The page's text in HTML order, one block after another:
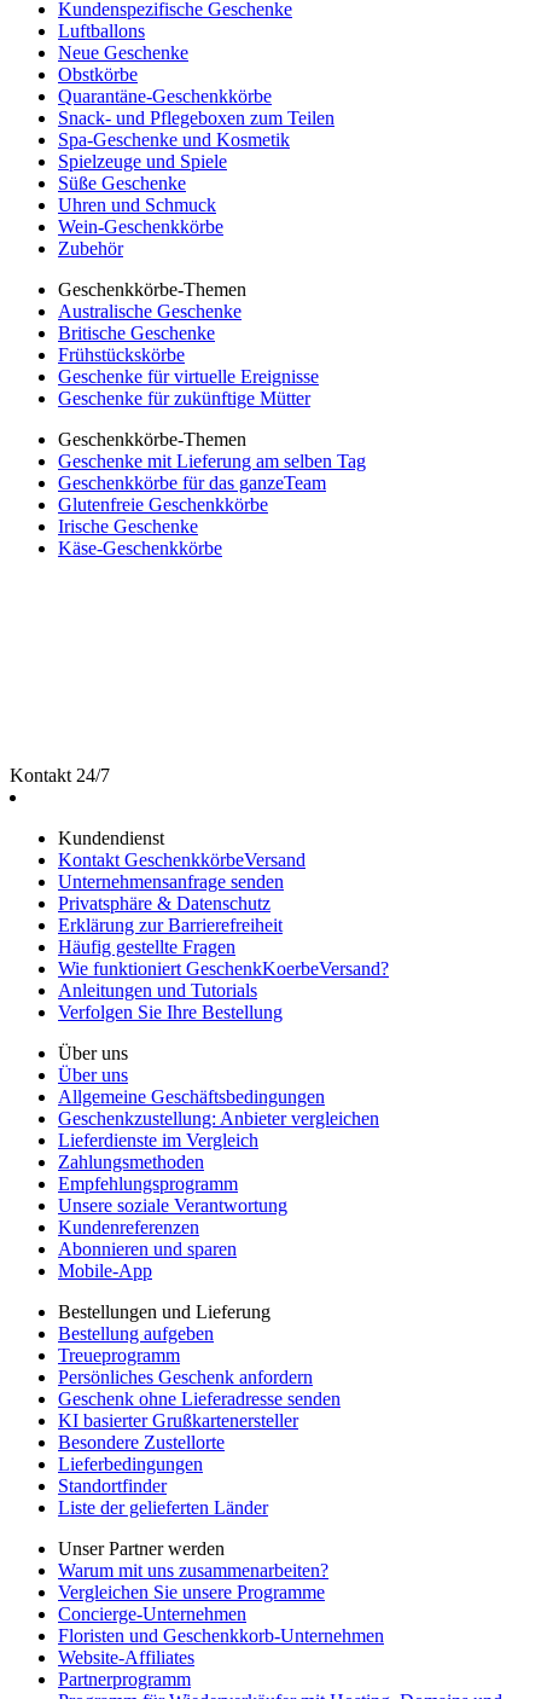
Kundenspezifische Geschenke
Luftballons
Neue Geschenke
Obstkörbe
Quarantäne-Geschenkkörbe
Snack- und Pflegeboxen zum Teilen
Spa-Geschenke und Kosmetik
Spielzeuge und Spiele
Süße Geschenke
Uhren und Schmuck
Wein-Geschenkkörbe
Zubehör
Geschenkkörbe-Themen
Australische Geschenke
Britische Geschenke
Frühstückskörbe
Geschenke für virtuelle Ereignisse
Geschenke für zukünftige Mütter
Geschenkkörbe-Themen
Geschenke mit Lieferung am selben Tag
Geschenkkörbe für das ganzeTeam
Glutenfreie Geschenkkörbe
Irische Geschenke
Käse-Geschenkkörbe
Kontakt 24/7
Kundendienst
Kontakt GeschenkkörbeVersand
Unternehmensanfrage senden
Privatsphäre & Datenschutz
Erklärung zur Barrierefreiheit
Häufig gestellte Fragen
Wie funktioniert GeschenkKoerbeVersand?
Anleitungen und Tutorials
Verfolgen Sie Ihre Bestellung
Über uns
Über uns
Allgemeine Geschäftsbedingungen
Geschenkzustellung: Anbieter vergleichen
Lieferdienste im Vergleich
Zahlungsmethoden
Empfehlungsprogramm
Unsere soziale Verantwortung
Kundenreferenzen
Abonnieren und sparen
Mobile-App
Bestellungen und Lieferung
Bestellung aufgeben
Treueprogramm
Persönliches Geschenk anfordern
Geschenk ohne Lieferadresse senden
KI basierter Grußkartenersteller
Besondere Zustellorte
Lieferbedingungen
Standortfinder
Liste der gelieferten Länder
Unser Partner werden
Warum mit uns zusammenarbeiten?
Vergleichen Sie unsere Programme
Concierge-Unternehmen
Floristen und Geschenkkorb-Unternehmen
Website-Affiliates
Partnerprogramm